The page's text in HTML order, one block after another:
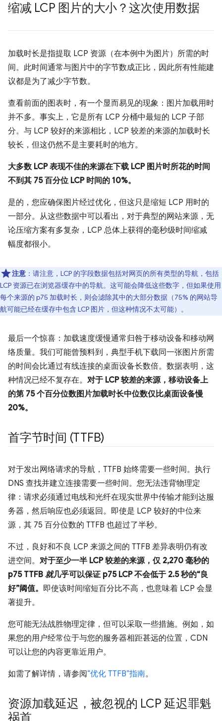
缩减 LCP 图片的大小？这次使用数据
加载时长是指提取 LCP 资源（在本例中为图片）所需的时
间。此时间通常与图片中的字节数成正比，因此所有性能建
议都是为了减少字节数。
查看前面的图表时，有一个显而易见的现象：图片加载用时
并不多。事实上，它是所有 LCP 分桶中最短的 LCP 子部
分。与 LCP 较好的来源相比，LCP 较差的来源的加载时长
较长，但这仍然不是主要耗时的地方。
大多数 LCP 表现不佳的来源在下载 LCP 图片时所花的时间
不到其 75 百分位 LCP 时间的 10%。
是的，您应确保图片经过优化，但这只是缩短 LCP 用时的
一部分。从这些数据中可以看出，对于典型的网站来源，无
论压缩方案有多复杂，LCP 总体上获得的毫秒级时间缩减
幅度都很小。
注意 ：请注意，LCP 的字段数据包括对网页的所有类型的导航，包括
LCP 资源已在浏览器缓存中的导航。这可能会降低这些数字，但如果使用
每个来源的 p75 加载时长，则会滤除其中的大部分数据（75% 的网站导
航可能已经在缓存中包含 LCP 图片，但这种情况不太可能）。
最后一个惊喜：加载速度缓慢通常归咎于移动设备和移动网
络质量。我们可能曾预料到，典型手机下载同一张图片所需
的时间会比通过有线连接的桌面设备长数倍。数据表明，这
种情况已经不复存在。 对于 LCP 较差的来源，移动设备上
的第 75 个百分位数图片加载时长中位数仅比桌面设备慢
20%。
首字节时间 (TTFB)
对于发出网络请求的导航，TTFB 始终需要一些时间。执行
DNS 查找并建立连接需要一些时间。您无法违背物理定
律：请求必须通过电线和光纤在现实世界中传输才能到达服
务器，然后响应也必须返回。即使是 LCP 较好的中位来
源，其 75 百分位数的 TTFB 也超过了半秒。
不过，良好和不良 LCP 来源之间的 TTFB 差异表明仍有改
进空间。 对于至少一半 LCP 较差的来源，仅 2,270 毫秒的
p75 TTFB 就几乎可以保证 p75 LCP 不会低于 2.5 秒的“良
好”阈值。 即使该时间缩短百分比不高，也意味着 LCP 会显
著提升。
您可能无法战胜物理定律，但可以采取一些措施。例如，如
果您的用户经常位于与您的服务器相距甚远的位置，CDN
可以让您的内容更靠近用户。
如需了解详情，请参阅“优化 TTFB”指南。
资源加载延迟，被忽视的 LCP 延迟罪魁
祸首